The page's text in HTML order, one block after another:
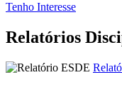
Tenho Interesse
Relatórios